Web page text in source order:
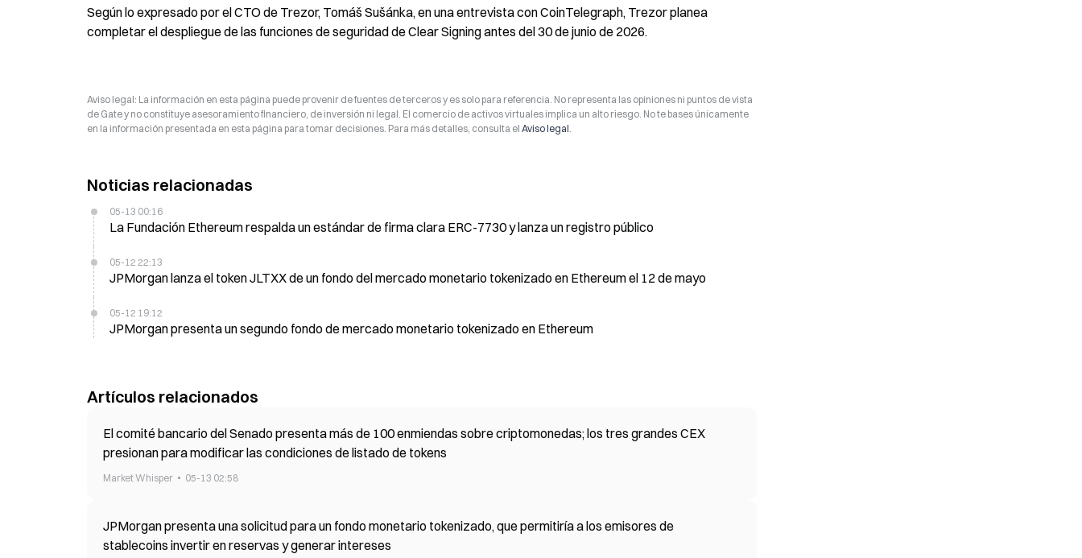
Según lo expresado por el CTO de Trezor, Tomáš Sušánka, en una entrevista con CoinTelegraph, Trezor planea
completar el despliegue de las funciones de seguridad de Clear Signing antes del 30 de junio de 2026.
Aviso legal: La información en esta página puede provenir de fuentes de terceros y es solo para referencia. No representa las opiniones ni puntos de vista
de Gate y no constituye asesoramiento financiero, de inversión ni legal. El comercio de activos virtuales implica un alto riesgo. No te bases únicamente
en la información presentada en esta página para tomar decisiones. Para más detalles, consulta el Aviso legal.
Noticias relacionadas
05-13 00:16
La Fundación Ethereum respalda un estándar de firma clara ERC-7730 y lanza un registro público
05-12 22:13
JPMorgan lanza el token JLTXX de un fondo del mercado monetario tokenizado en Ethereum el 12 de mayo
05-12 19:12
JPMorgan presenta un segundo fondo de mercado monetario tokenizado en Ethereum
Artículos relacionados
El comité bancario del Senado presenta más de 100 enmiendas sobre criptomonedas; los tres grandes CEX
presionan para modificar las condiciones de listado de tokens
Market Whisper 05-13 02:58
JPMorgan presenta una solicitud para un fondo monetario tokenizado, que permitiría a los emisores de
stablecoins invertir en reservas y generar intereses